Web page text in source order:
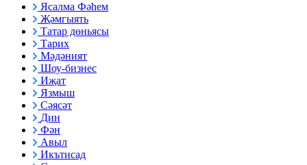
Ясалма Фәһем
Җәмгыять
Татар дөньясы
Тарих
Мәдәният
Шоу-бизнес
Иҗат
Язмыш
Сәясәт
Дин
Фән
Авыл
Икътисад